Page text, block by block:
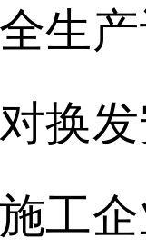
生
换
工